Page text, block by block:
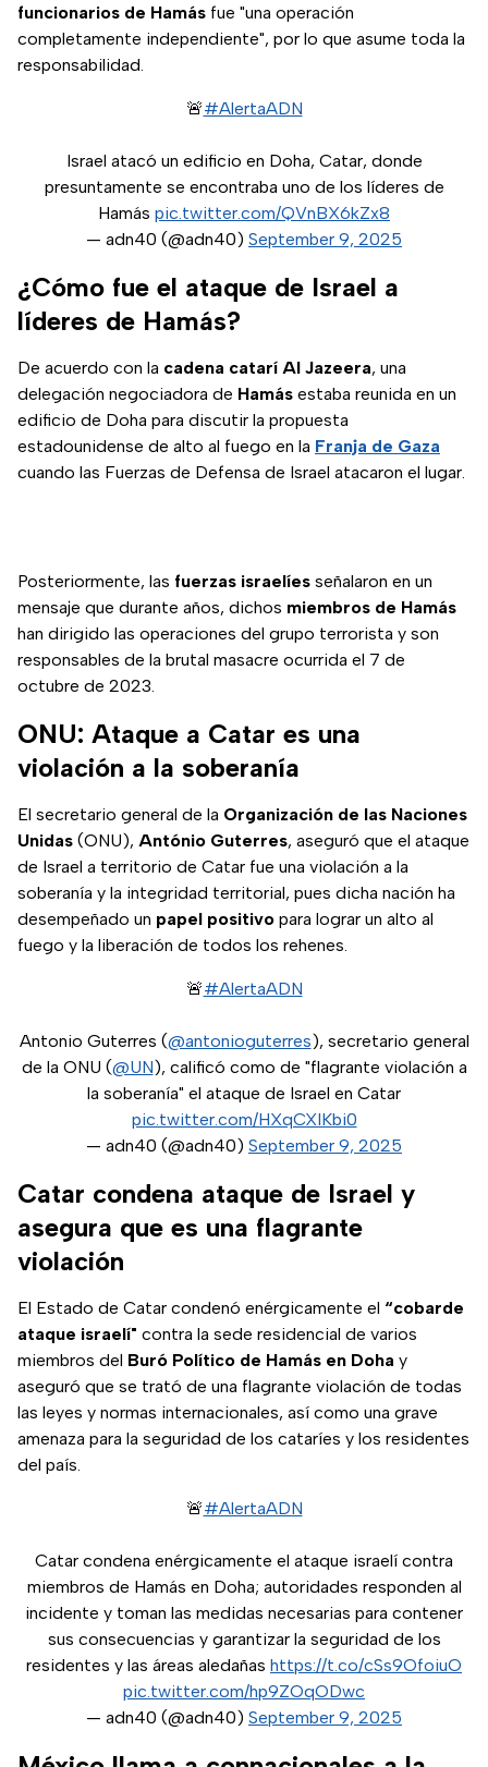
funcionarios de Hamás fue "una operación
completamente independiente", por lo que asume toda la
responsabilidad.
🚨#AlertaADN
Israel atacó un edificio en Doha, Catar, donde
presuntamente se encontraba uno de los líderes de
Hamás pic.twitter.com/QVnBX6kZx8
— adn40 (@adn40) September 9, 2025
¿Cómo fue el ataque de Israel a
líderes de Hamás?
De acuerdo con la cadena catarí Al Jazeera, una
delegación negociadora de Hamás estaba reunida en un
edificio de Doha para discutir la propuesta
estadounidense de alto al fuego en la Franja de Gaza
cuando las Fuerzas de Defensa de Israel atacaron el lugar.
Posteriormente, las fuerzas israelíes señalaron en un
mensaje que durante años, dichos miembros de Hamás
han dirigido las operaciones del grupo terrorista y son
responsables de la brutal masacre ocurrida el 7 de
octubre de 2023.
ONU: Ataque a Catar es una
violación a la soberanía
El secretario general de la Organización de las Naciones
Unidas (ONU), António Guterres, aseguró que el ataque
de Israel a territorio de Catar fue una violación a la
soberanía y la integridad territorial, pues dicha nación ha
desempeñado un papel positivo para lograr un alto al
fuego y la liberación de todos los rehenes.
🚨#AlertaADN
Antonio Guterres (@antonioguterres), secretario general
de la ONU (@UN), calificó como de "flagrante violación a
la soberanía" el ataque de Israel en Catar
pic.twitter.com/HXqCXIKbi0
— adn40 (@adn40) September 9, 2025
Catar condena ataque de Israel y
asegura que es una flagrante
violación
El Estado de Catar condenó enérgicamente el “cobarde
ataque israelí" contra la sede residencial de varios
miembros del Buró Político de Hamás en Doha y
aseguró que se trató de una flagrante violación de todas
las leyes y normas internacionales, así como una grave
amenaza para la seguridad de los cataríes y los residentes
del país.
🚨#AlertaADN
Catar condena enérgicamente el ataque israelí contra
miembros de Hamás en Doha; autoridades responden al
incidente y toman las medidas necesarias para contener
sus consecuencias y garantizar la seguridad de los
residentes y las áreas aledañas https://t.co/cSs9OfoiuO
pic.twitter.com/hp9ZOqODwc
— adn40 (@adn40) September 9, 2025